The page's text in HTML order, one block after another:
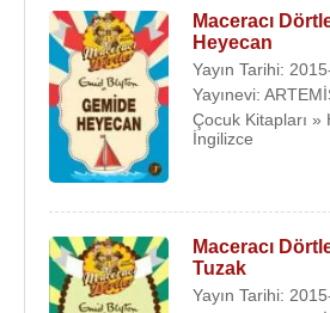
Whispers,1922 ’de yayınlandı.
28 Ağustos 1924 'te Hugh
dünya evine girdi. Eşi,
yayıncılık şirketinde editör
yıl, eşinin yayınevinden iki kitabı
Mary Baverstock
adlarında 2 kız çocukları oldu.
Çocuk şiirlerinden oluşan ilk
yayınlandı. Eserleri daha ilk
Maceracı
Heyecan
Yayın Tarihi:
Yayınevi:
Çocuk Kitapları »
İngilizce
Maceracı
Tuzak
Yayın Tarihi: